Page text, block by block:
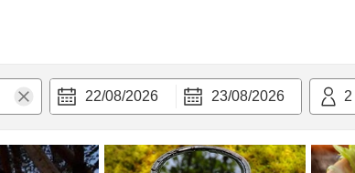
22/08/2026 23/08/2026 2